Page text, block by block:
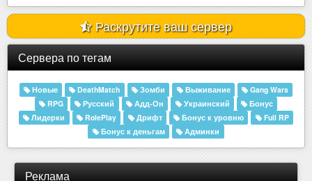
Раскрутите ваш сервер
Сервера по тегам
Новые DeathMatch Зомби Выживание
Gang Wars
RPG
Русский Адд-Он Украинский
Бонус
Лидерки
RolePlay Дрифт Бонус к уровню
Full RP
Бонус к деньгам
Админки
Реклама